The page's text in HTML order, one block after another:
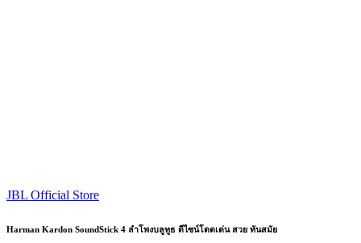
JBL Official Store
Harman Kardon SoundStick 4 ลำโพงบลูทูธ ดีไซน์โดดเด่น สวย ทันสมัย